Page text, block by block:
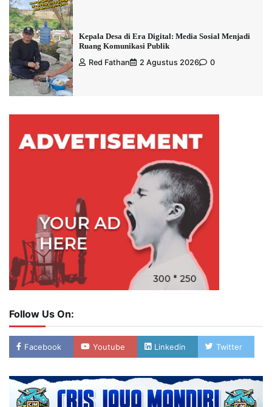
Kepala Desa di Era Digital: Media Sosial Menjadi
Ruang Komunikasi Publik
Red Fathan
2 Agustus 2026 0
Follow Us On:
Facebook Youtube Linkedin Twitter